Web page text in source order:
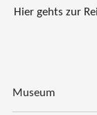
Hier gehts zur
Museum